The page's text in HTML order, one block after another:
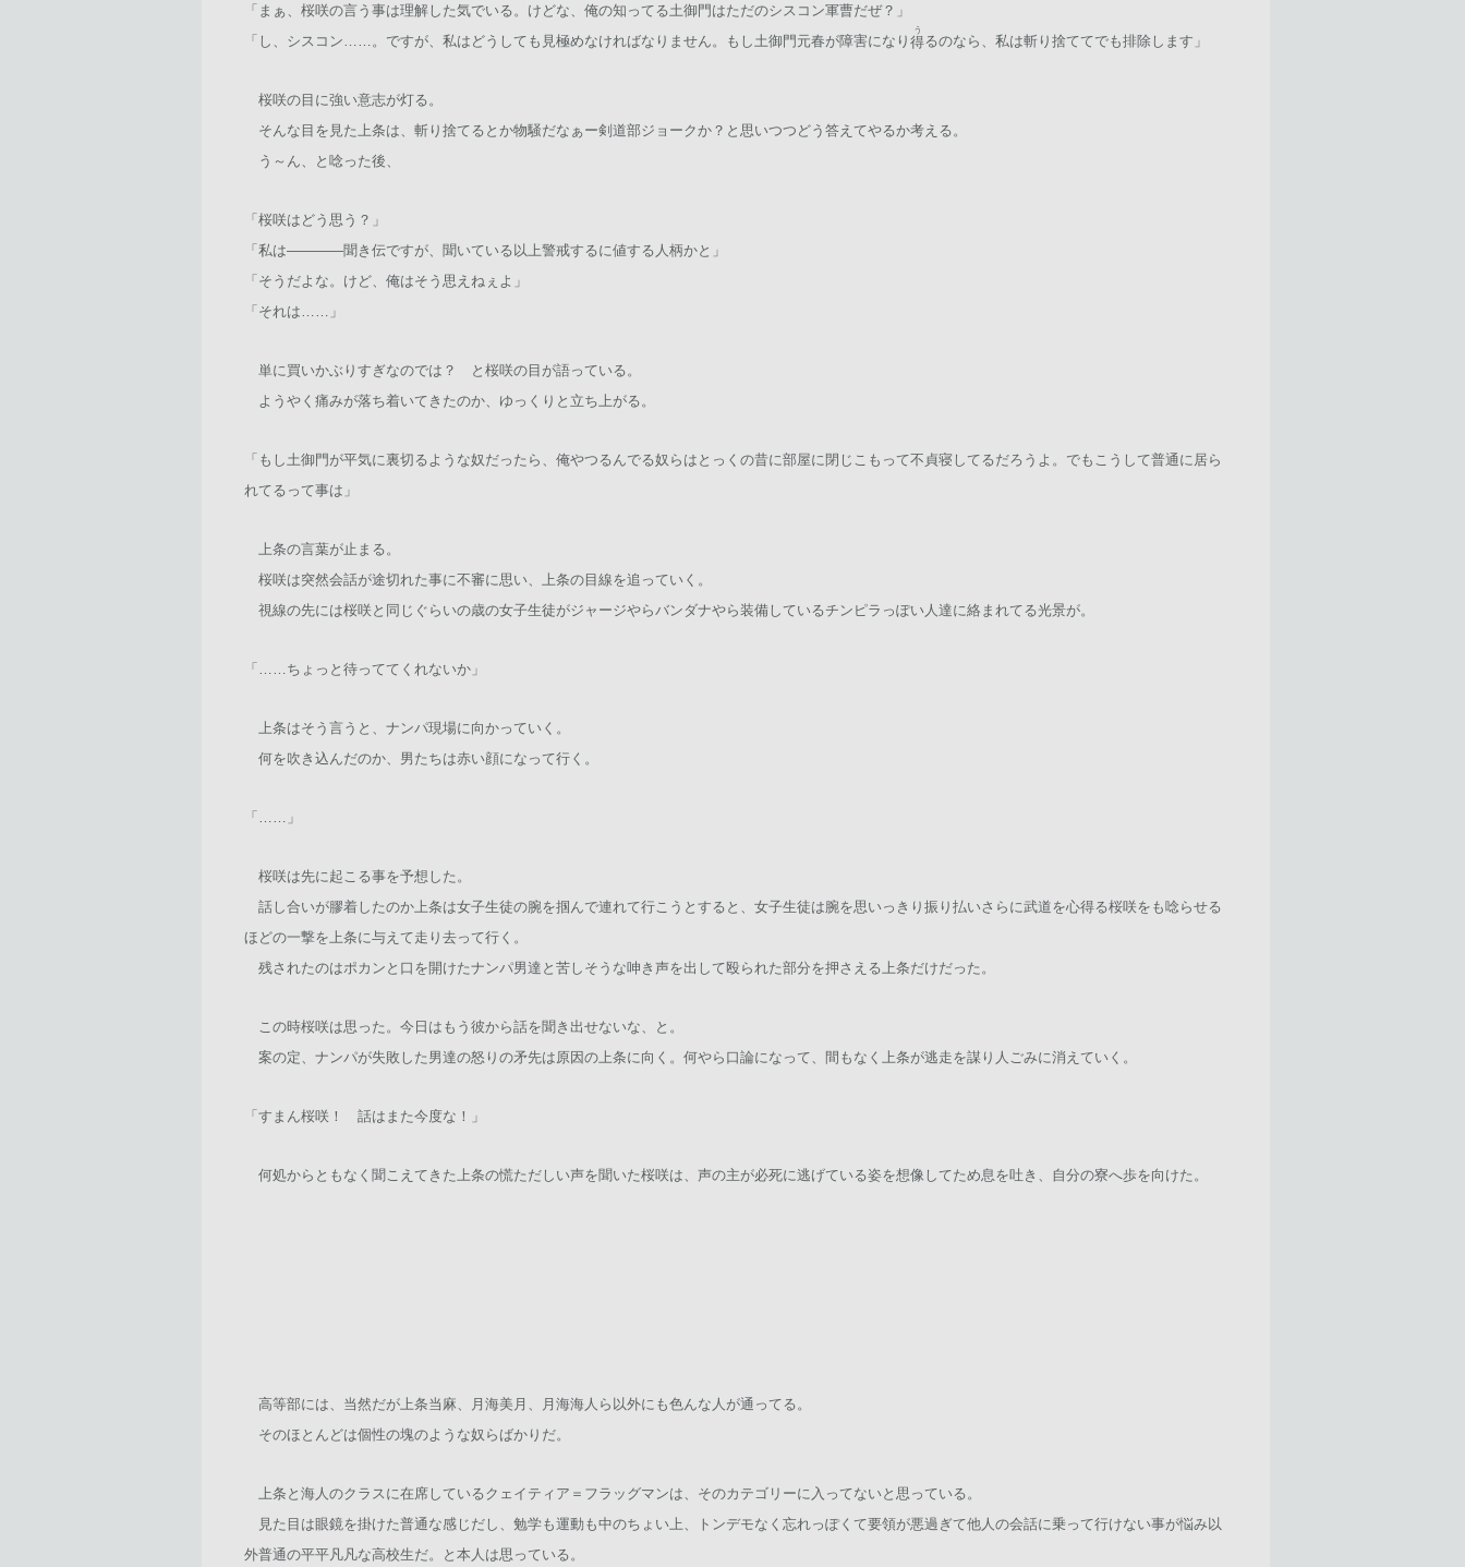
「まぁ、桜咲の言う事は理解した気でいる。けどな、俺の知ってる土御門はただのシスコン軍曹だぜ？」
「し、シスコン……。ですが、私はどうしても見極めなければなりません。もし土御門元春が障害になり 得
う
るのなら、私は斬り捨ててでも排除します」
桜咲の目に強い意志が灯る。
そんな目を見た上条は、斬り捨てるとか物騒だなぁー剣道部ジョークか？と思いつつどう答えてやるか考える。
う～ん、と唸った後、
「桜咲はどう思う？」
「私は――――聞き伝ですが、聞いている以上警戒するに値する人柄かと」
「そうだよな。けど、俺はそう思えねぇよ」
「それは……」
単に買いかぶりすぎなのでは？ と桜咲の目が語っている。
ようやく痛みが落ち着いてきたのか、ゆっくりと立ち上がる。
「もし土御門が平気に裏切るような奴だったら、俺やつるんでる奴らはとっくの昔に部屋に閉じこもって不貞寝してるだろうよ。でもこうして普通に居ら
れてるって事は」
上条の言葉が止まる。
桜咲は突然会話が途切れた事に不審に思い、上条の目線を追っていく。
視線の先には桜咲と同じぐらいの歳の女子生徒がジャージやらバンダナやら装備しているチンピラっぽい人達に絡まれてる光景が。
「……ちょっと待っててくれないか」
上条はそう言うと、ナンパ現場に向かっていく。
何を吹き込んだのか、男たちは赤い顔になって行く。
「……」
桜咲は先に起こる事を予想した。
話し合いが膠着したのか上条は女子生徒の腕を掴んで連れて行こうとすると、女子生徒は腕を思いっきり振り払いさらに武道を心得る桜咲をも唸らせる
ほどの一撃を上条に与えて走り去って行く。
残されたのはポカンと口を開けたナンパ男達と苦しそうな呻き声を出して殴られた部分を押さえる上条だけだった。
この時桜咲は思った。今日はもう彼から話を聞き出せないな、と。
案の定、ナンパが失敗した男達の怒りの矛先は原因の上条に向く。何やら口論になって、間もなく上条が逃走を謀り人ごみに消えていく。
「すまん桜咲！ 話はまた今度な！」
何処からともなく聞こえてきた上条の慌ただしい声を聞いた桜咲は、声の主が必死に逃げている姿を想像してため息を吐き、自分の寮へ歩を向けた。
高等部には、当然だが上条当麻、月海美月、月海海人ら以外にも色んな人が通ってる。
そのほとんどは個性の塊のような奴らばかりだ。
上条と海人のクラスに在席しているクェイティア＝フラッグマンは、そのカテゴリーに入ってないと思っている。
見た目は眼鏡を掛けた普通な感じだし、勉学も運動も中のちょい上、トンデモなく忘れっぽくて要領が悪過ぎて他人の会話に乗って行けない事が悩み以
外普通の平平凡凡な高校生だ。と本人は思っている。